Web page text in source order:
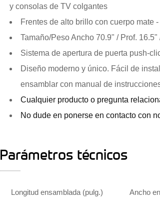
y consolas de TV colgantes
Frentes de alto brillo con cuerpo mate
Tamaño/Peso Ancho 70.9" / Prof. 16.5"
Sistema de apertura de puerta push-
Diseño moderno y único. Fácil de
ensamblar con manual de
Cualquier producto o pregunta
No dude en ponerse en contacto con
Parámetros técnicos
Longitud ensamblada (pulg.) Ancho